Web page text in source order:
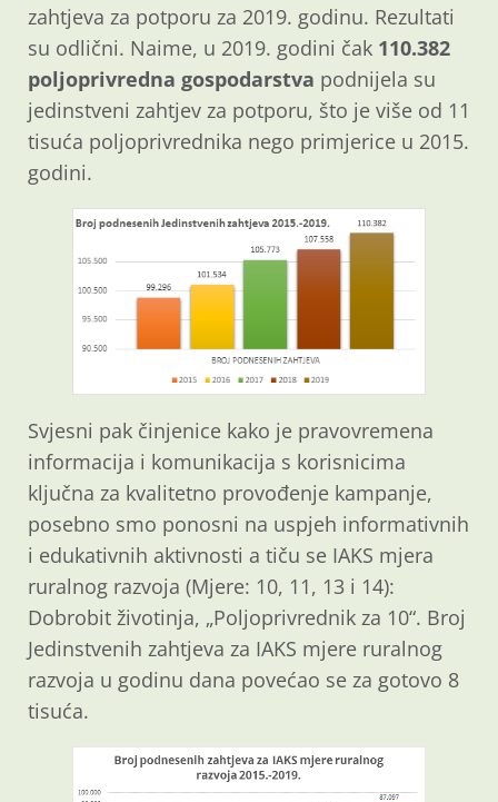
zahtjeva za potporu za 2019. godinu. Rezultati
su odlični. Naime, u 2019. godini čak 110.382
poljoprivredna gospodarstva podnijela su
jedinstveni zahtjev za potporu, što je više od 11
tisuća poljoprivrednika nego primjerice u 2015.
godini.
Svjesni pak činjenice kako je pravovremena
informacija i komunikacija s korisnicima
ključna za kvalitetno provođenje kampanje,
posebno smo ponosni na uspjeh informativnih
i edukativnih aktivnosti a tiču se IAKS mjera
ruralnog razvoja (Mjere: 10, 11, 13 i 14):
Dobrobit životinja, „Poljoprivrednik za 10“. Broj
Jedinstvenih zahtjeva za IAKS mjere ruralnog
razvoja u godinu dana povećao se za gotovo 8
tisuća.